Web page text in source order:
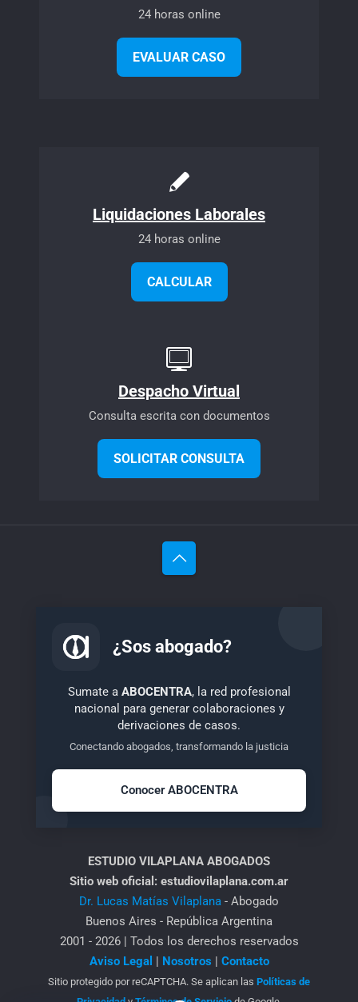
24 horas online
EVALUAR CASO
Liquidaciones Laborales
24 horas online
CALCULAR
Despacho Virtual
Consulta escrita con documentos
SOLICITAR CONSULTA
¿Sos abogado?
Sumate a ABOCENTRA, la red profesional
nacional para generar colaboraciones y
derivaciones de casos.
Conectando abogados, transformando la justicia
Conocer ABOCENTRA
ESTUDIO VILAPLANA ABOGADOS
Sitio web oficial: estudiovilaplana.com.ar
Dr. Lucas Matías Vilaplana - Abogado
Buenos Aires - República Argentina
2001 - 2026 | Todos los derechos reservados
Aviso Legal | Nosotros | Contacto
Sitio protegido por reCAPTCHA. Se aplican las Políticas de